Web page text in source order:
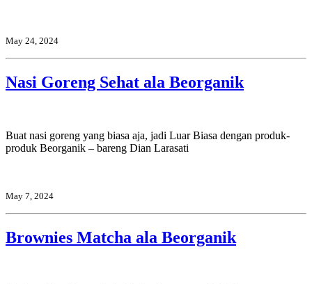
May 24, 2024
Nasi Goreng Sehat ala Beorganik
Buat nasi goreng yang biasa aja, jadi Luar Biasa dengan produk-
produk Beorganik – bareng Dian Larasati
May 7, 2024
Brownies Matcha ala Beorganik